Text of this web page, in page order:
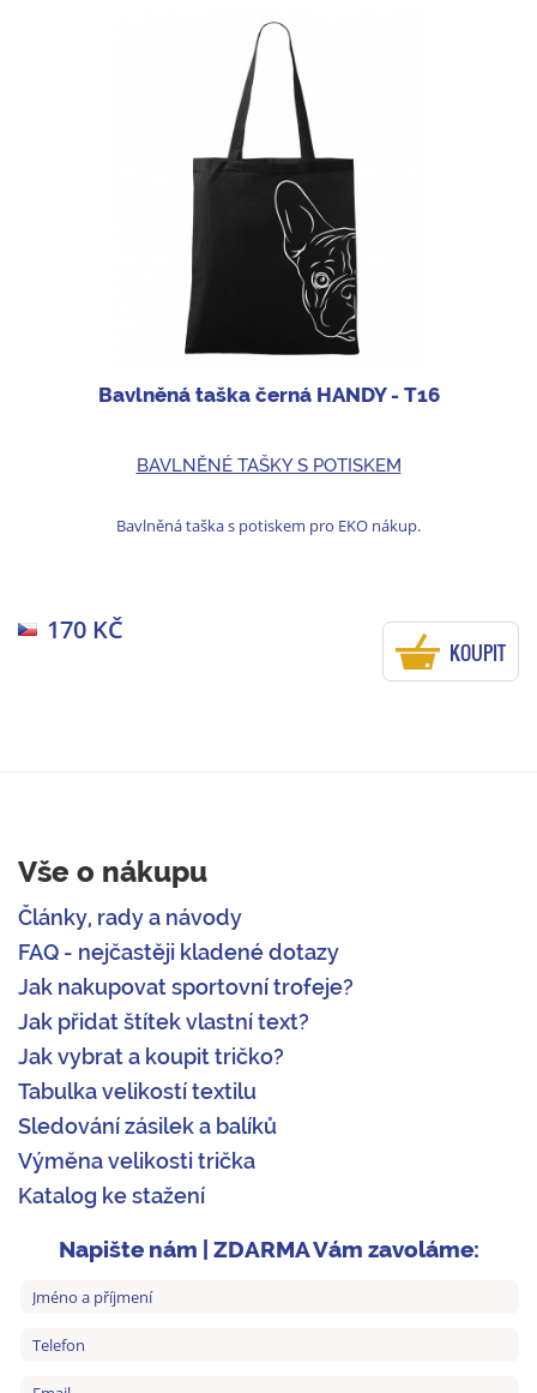
Bavlněná taška černá HANDY - T16
BAVLNĚNÉ TAŠKY S POTISKEM
Bavlněná taška s potiskem pro EKO nákup.
170 KČ
KOUPIT
Vše o nákupu
Články, rady a návody
FAQ - nejčastěji kladené dotazy
Jak nakupovat sportovní trofeje?
Jak přidat štítek vlastní text?
Jak vybrat a koupit tričko?
Tabulka velikostí textilu
Sledování zásilek a balíků
Výměna velikosti trička
Katalog ke stažení
Napište nám | ZDARMA Vám zavoláme: